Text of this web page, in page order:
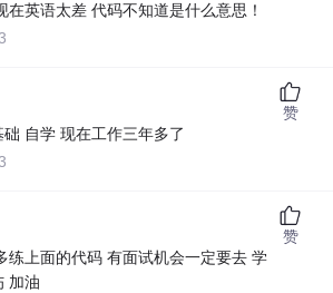
在英语太差 代码不知道是什么意思！
自学 现在工作三年多了
赞
练上面的代码 有面试机会一定要去 学
加油
赞